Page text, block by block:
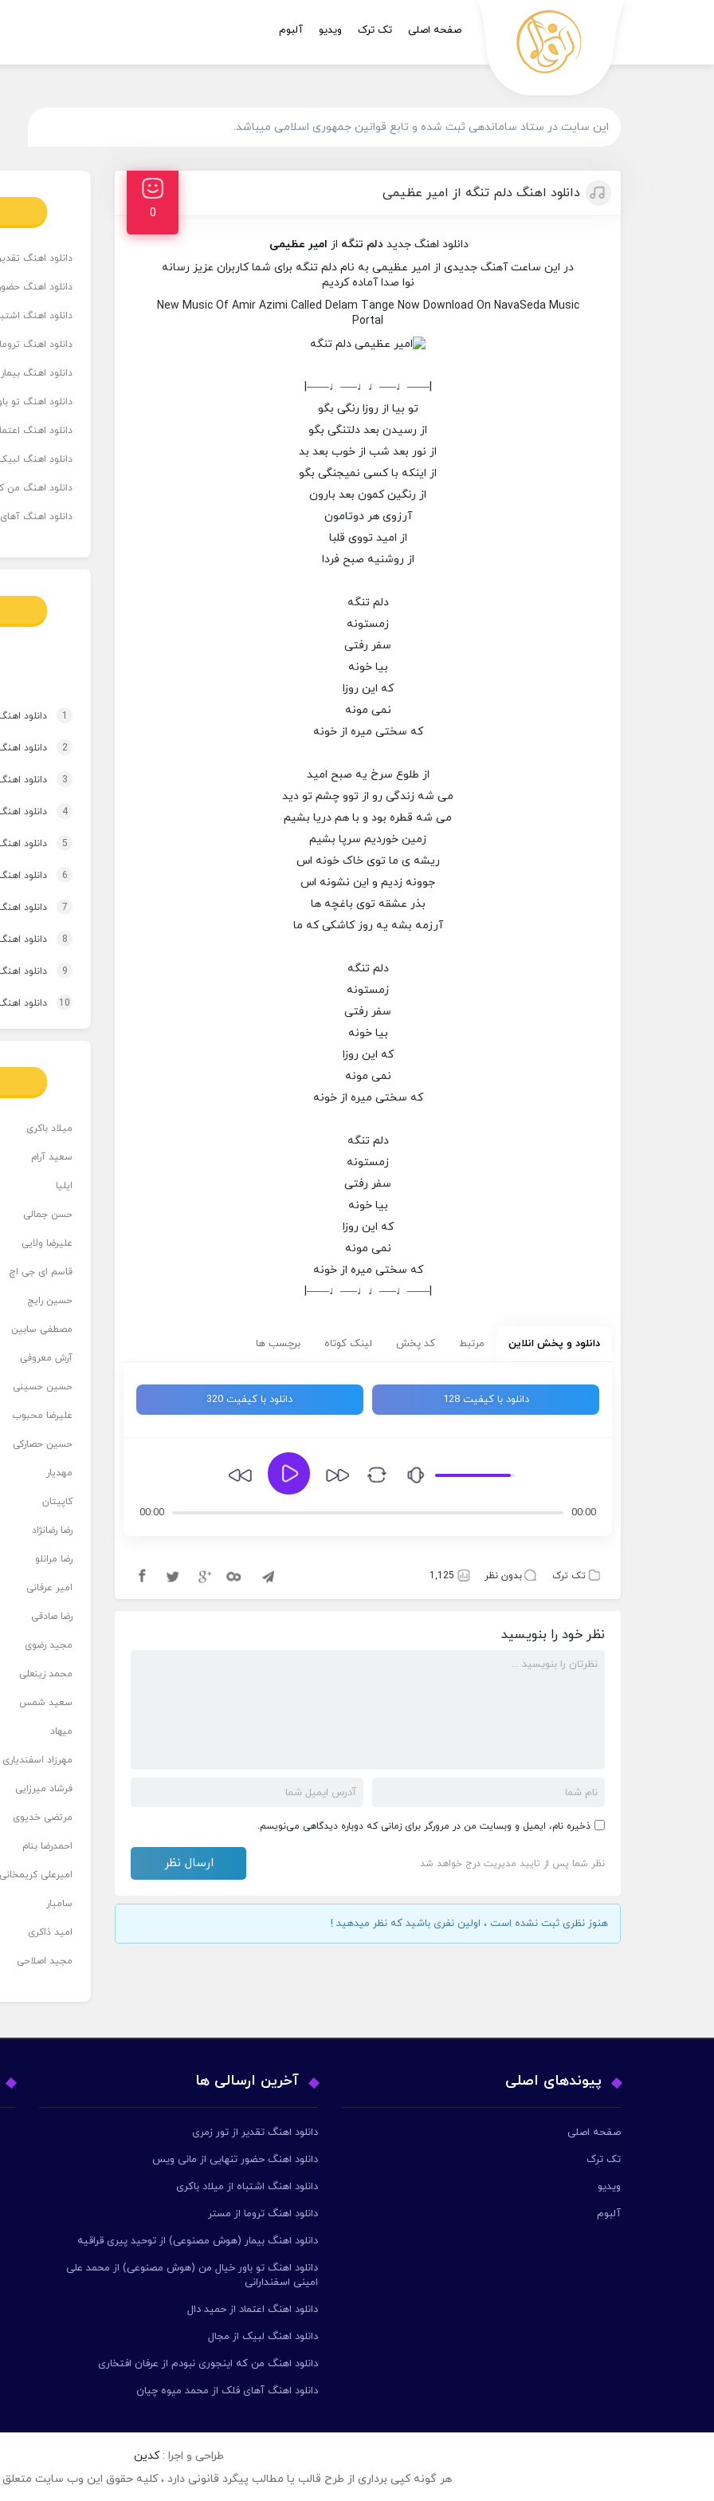
صفحه اصلی تک ترک ویدیو آلبوم
این سایت در ستاد ساماندهی ثبت شده و تابع قوانین جمهوری اسلامی میباشد.
دانلود اهنگ دلم تنگه از امیر عظیمی
0
دانلود اهنگ جدیددلم تنگه از امیر عظیمی
در این ساعت آهنگ جدیدی از امیر عظیمی به نام دلم تنگه برای شما کاربران عزیز رسانه
نوا صدا آماده کردیم
New Music Of Amir Azimi Called Delam Tange Now Download On NavaSeda Music
Portal
|——♩—–♩♩—–♩——|
تو بیا از روزا رنگی بگو
از رسیدن بعد دلتنگی بگو
از نور بعد شب از خوب بعد بد
از اینکه با کسی نمیجنگی بگو
از رنگین کمون بعد بارون
آرزوی هر دوتامون
از امید تووی قلبا
از روشنیه صبح فردا
دلم تنگه
زمستونه
سفر رفتی
بیا خونه
که این روزا
نمی مونه
که سختی میره از خونه
از طلوع سرخ‌ یه صبح امید
می شه زندگی رو از توو چشم تو دید
می شه قطره بود و با هم دریا بشیم
زمین خوردیم سرپا بشیم
ریشه ی ما توی خاک خونه اس
جوونه زدیم و این نشونه اس
بذر عشقه توی باغچه ها
آرزمه بشه یه روز‌ کاشکی که ما
دلم تنگه
زمستونه
سفر رفتی
بیا خونه
که این روزا
نمی مونه
که سختی میره از خونه
دلم تنگه
زمستونه
سفر رفتی
بیا خونه
که این روزا
نمی مونه
که سختی میره از خونه
|——♩—–♩♩—–♩——|
دانلود و پخش انلاین مرتبط کد پخش لینک کوتاه برچسب ها
دانلود با کیفیت 128 دانلود با کیفیت 320
00:00
00:00
تک ترک بدون نظر 1,125
نظر خود را بنویسید
ذخیره نام، ایمیل و وبسایت من در مرورگر برای زمانی که دوباره دیدگاهی می‌نویسم.
نظر شما پس از تایید مدیریت درج خواهد شد
هنوز نظری ثبت نشده است ، اولین نفری باشید که نظر میدهید !
دانلود اهنگ
دانلود اهنگ
دانلود اهنگ
دانلود اهنگ
دانلود اهنگ
دانلود اهنگ تو
دانلود اهنگ
دانلود اهنگ
دانلود اهنگ من
دانلود اهنگ
1 دانلود اهنگ تاپ و
2 دانلود اهنگ برنو
3 دانلود
4 دانلود
5 دانلود
6 دانلود
7 دانلود
8 دانلود
9 دانلود
10 دانلود
میلاد باکری
سعید آرام
ایلیا
حسن جمالی
علیرضا ولایی
قاسم ای جی اچ
حسین رایج
مصطفی سابین
آرش معروفی
حسین حسینی
علیرضا محبوب
حسین حصارکی
مهدیار
کاپیتان
رضا رضانژاد
رضا مرانلو
امیر عرفانی
رضا صادقی
مجید رضوی
محمد زینعلی
سعید شمس
میهاد
مهرزاد اسفندیاری
فرشاد میرزایی
مرتضی خدیوی
احمدرضا بنام
امیرعلی کریمخانی
سامیار
امید ذاکری
مجید اصلاحی
پیوندهای اصلی
صفحه اصلی
تک ترک
ویدیو
آلبوم
آخرین ارسالی ها
دانلود اهنگ تقدیر از تور زمری
دانلود اهنگ حضور تنهایی از مانی ویس
دانلود اهنگ اشتباه از میلاد باکری
دانلود اهنگ تروما از مستر
دانلود اهنگ بیمار (هوش مصنوعی) از توحید پیری قراقیه
دانلود اهنگ تو باور خیال من (هوش مصنوعی) از محمد علی
امینی اسفندارانی
دانلود اهنگ اعتماد از حمید دال
دانلود اهنگ لبیک از مجال
دانلود اهنگ من که اینجوری نبودم از عرفان افتخاری
دانلود اهنگ آهای فلک از محمد میوه چیان
طراحی و اجرا :کدین
هر گونه کپی برداری از طرح قالب یا مطالب پیگرد قانونی دارد ، کلیه حقوق این وب سایت